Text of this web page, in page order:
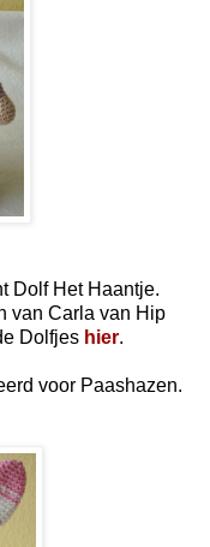
Dolf Het Haantje.
van Carla van Hip
Dolfjes hier.
voor Paashazen.